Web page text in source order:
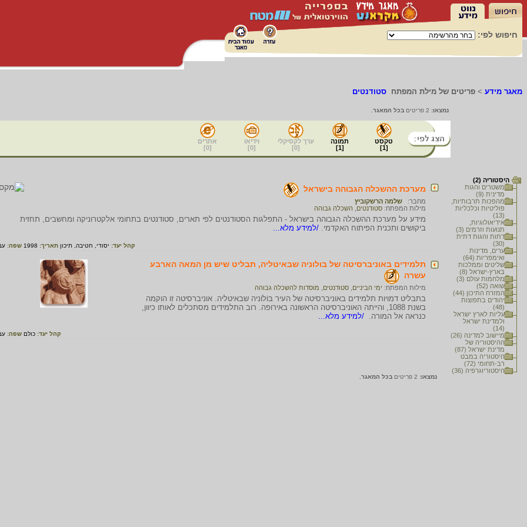
חיפוש לפי:
מאגר מידע > פריטים של מילת המפתח סטודנטים
נמצאו: בכל המאגר.
טקסט
[
1
]
תמונה
[
1
]
ערך לקסיקלי
[
0
]
וידיאו
[
0
]
אתרים
[
0
]
היסטוריה (2)
משטרים והגות
מדינית (9)
מהפכות תרבותיות,
פוליטיות וכלכליות
(13)
אידיאולוגיות,
תנועות וזרמים (3)
דתות והגות דתית
(30)
ערים, מדינות
ואימפריות (64)
שליטים וממלכות
בארץ-ישראל (8)
מלחמות עולם (3)
שואה (52)
המזרח התיכון (44)
יהודים בתפוצות
(48)
עליות לארץ ישראל
ולמדינת ישראל
(14)
מיישוב למדינה (26)
ההיסטוריה של
מדינת ישראל (87)
היסטוריה במבט
רב-תחומי (72)
היסטוריוגרפיה (36)
מערכת ההשכלה הגבוהה בישראל
מחבר:
שלמה הרשקוביץ
מילות המפתח: סטודנטים השכלה גבוהה
מידע על מערכת ההשכלה הגבוהה בישראל - התפלגות הסטודנטים לפי תארים, סטודנטים בתחומי אלקטרוניקה ומחשבים, תחזית
ביקושים ותכנית הפיתוח האקדמי. /למידע מלא...
קהל יעד: יסודי, חטיבה, תיכון תאריך: 1998 שפה:
תלמידים באוניברסיטה של בולוניה שבאיטליה, תבליט שיש מן המאה הארבע
עשרה
מילות המפתח: ימי הביניים סטודנטים מוסדות להשכלה גבוהה
בתבליט דמויות תלמידים באוניברסיטה של העיר בּוֹלוֹניה שבאיטליה. אוניברסיטה זו הוקמה
בשנת 1088, והייתה האוניברסיטה הראשונה באירופה. רוב התלמידים מסתכלים לאותו כיוון,
כנראה אל המורה. /למידע מלא...
קהל יעד: כולם שפה:
נמצאו: בכל המאגר.